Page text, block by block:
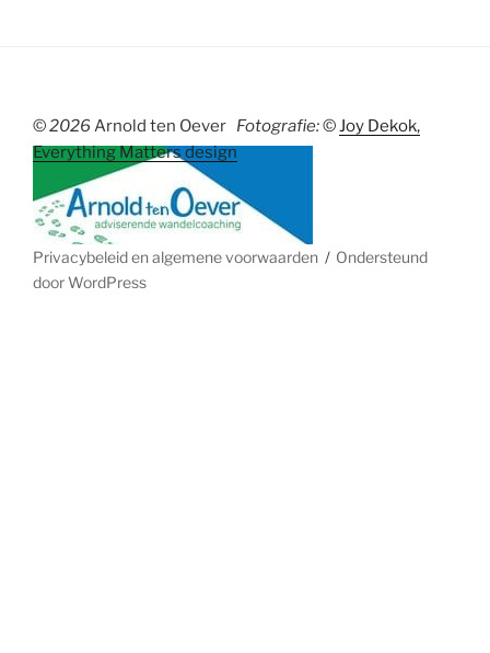
©2026 Arnold ten Oever Fotografie:©Joy Dekok,
Everything Matters design
Privacybeleid en algemene voorwaarden
Ondersteund
door WordPress